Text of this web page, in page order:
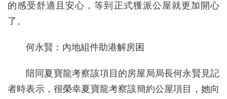
的感受舒適且安心，等到正式獲派公屋就更加開心
了。
何永賢：內地組件助港解房困
陪同夏寶龍考察該項目的房屋局局長何永賢見記
者時表示，很榮幸夏寶龍考察該簡約公屋項目，她向